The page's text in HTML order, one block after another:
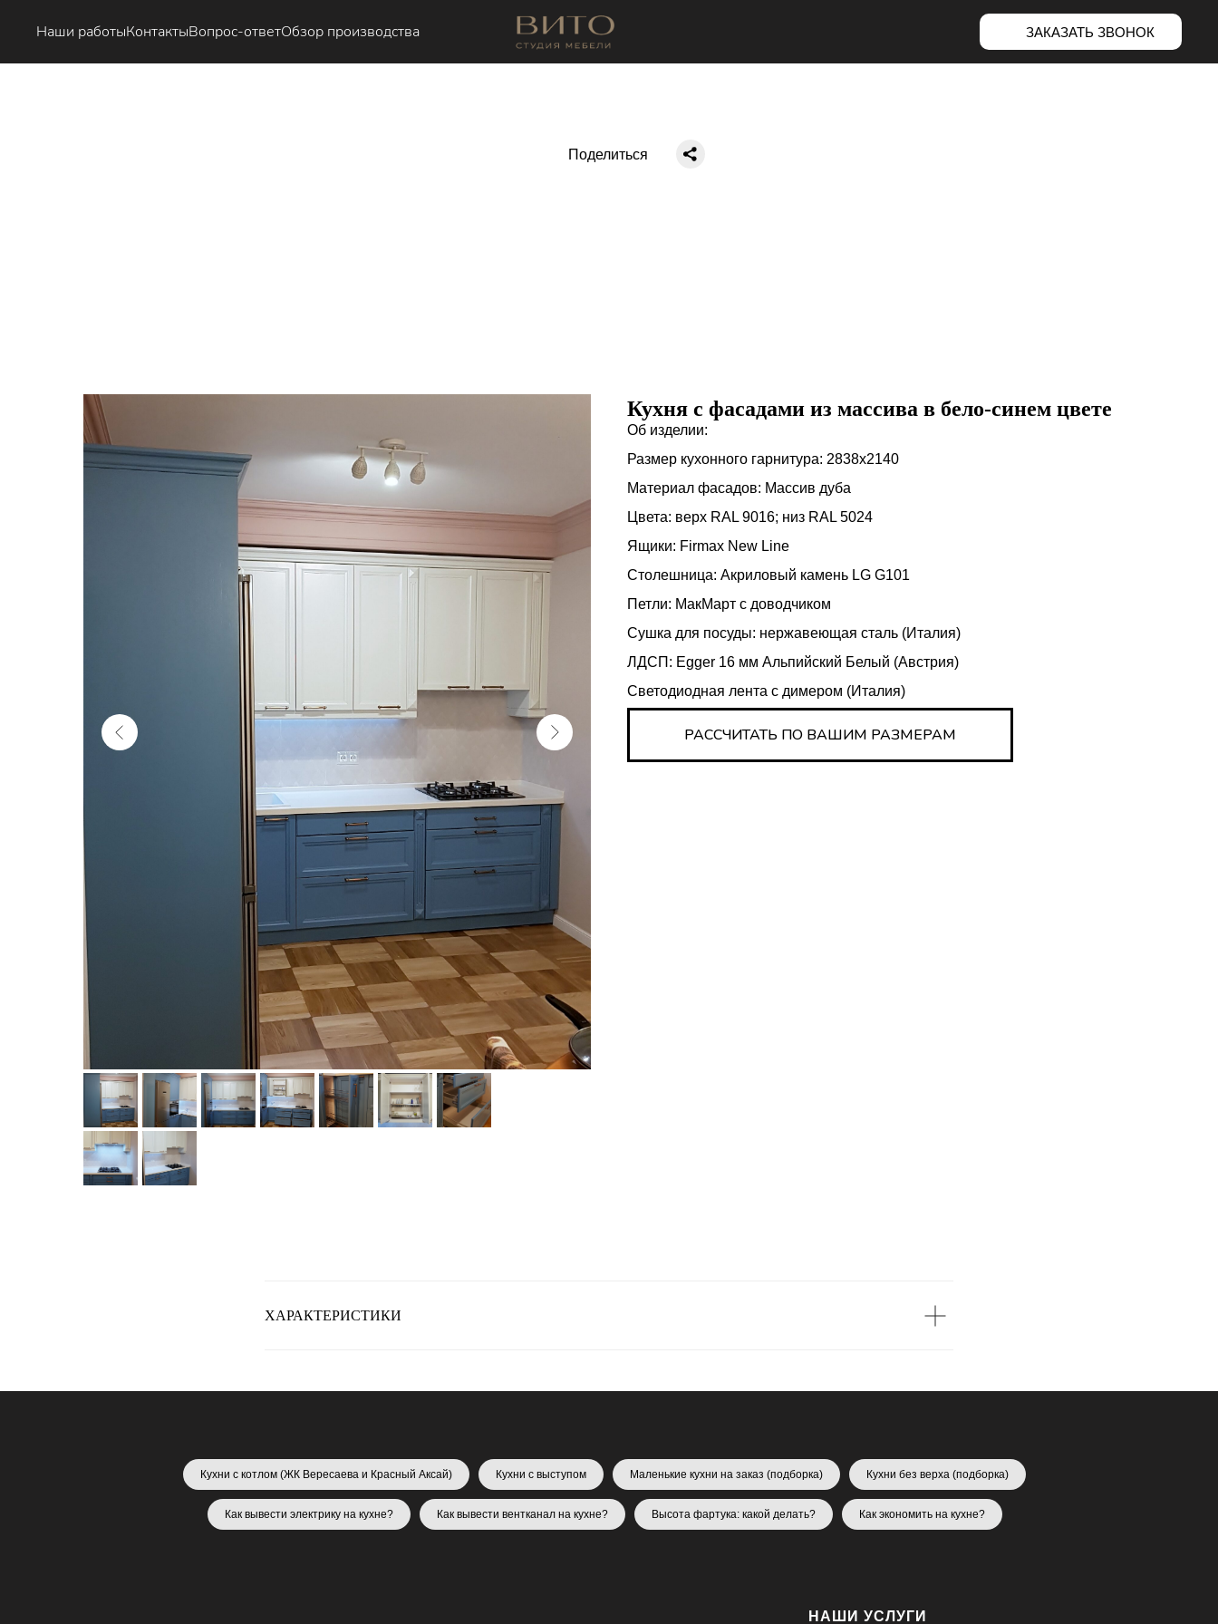
Наши работыКонтактыВопрос-ответОбзор производства ЗАКАЗАТЬ ЗВОНОК
Поделиться
Кухня с фасадами из массива в бело-синем цвете
Об изделии:
Размер кухонного гарнитура: 2838х2140
Материал фасадов: Массив дуба
Цвета: верх RAL 9016; низ RAL 5024
Ящики: Firmax New Line
Столешница: Акриловый камень LG G101
Петли: МакМарт с доводчиком
Сушка для посуды: нержавеющая сталь (Италия)
ЛДСП: Egger 16 мм Альпийский Белый (Австрия)
Светодиодная лента с димером (Италия)
РАССЧИТАТЬ ПО ВАШИМ РАЗМЕРАМ
ХАРАКТЕРИСТИКИ
Кухни с котлом (ЖК Вересаева и Красный Аксай) Кухни с выступом Маленькие кухни на заказ (подборка) Кухни без верха (подборка)
Как вывести электрику на кухне? Как вывести вентканал на кухне? Высота фартука: какой делать? Как экономить на кухне?
НАШИ УСЛУГИ